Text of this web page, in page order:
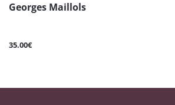
Georges Maillols
35.00€